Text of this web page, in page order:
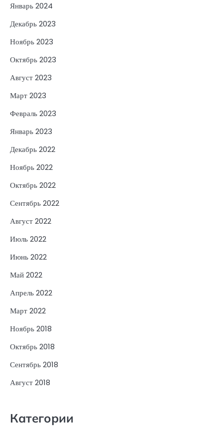
Январь 2024
Декабрь 2023
Ноябрь 2023
Октябрь 2023
Август 2023
Март 2023
Февраль 2023
Январь 2023
Декабрь 2022
Ноябрь 2022
Октябрь 2022
Сентябрь 2022
Август 2022
Июль 2022
Июнь 2022
Май 2022
Апрель 2022
Март 2022
Ноябрь 2018
Октябрь 2018
Сентябрь 2018
Август 2018
Категории